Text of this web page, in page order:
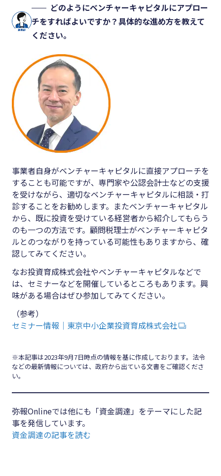
どのようにベンチャーキャピタルにアプロー
チをすればよいですか？具体的な進め方を教えて
ください。
事業者自身がベンチャーキャピタルに直接アプローチを
することも可能ですが、専門家や公認会計士などの支援
を受けながら、適切なベンチャーキャピタルに相談・打
診することをお勧めします。またベンチャーキャピタル
から、既に投資を受けている経営者から紹介してもらう
のも一つの方法です。顧問税理士がベンチャーキャピタ
ルとのつながりを持っている可能性もありますから、確
認してみてください。
なお投資育成株式会社やベンチャーキャピタルなどで
は、セミナーなどを開催しているところもあります。興
味がある場合はぜひ参加してみてください。
（参考）
セミナー情報｜東京中小企業投資育成株式会社
※本記事は2023年9月7日時点の情報を基に作成しております。法令
などの最新情報については、政府から出ている文書をご確認くださ
い。
弥報Onlineでは他にも「資金調達」をテーマにした記
事を発信しています。
資金調達の記事を読む